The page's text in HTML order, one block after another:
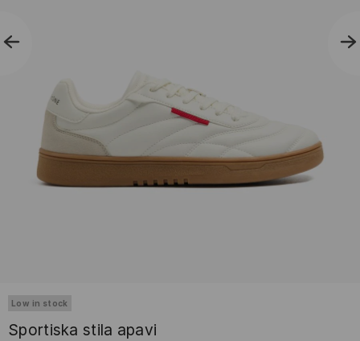
Low in stock
Sportiska stila apavi